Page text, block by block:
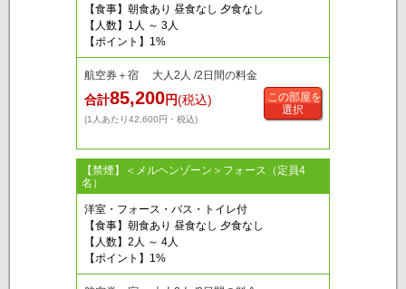
【食事】朝食あり 昼食なし 夕食なし
【人数】1人 ～ 3人
【ポイント】1%
航空券＋宿 大人2人 /2日間の料金
合計85,200円(税込)
(1人あたり42,600円・税込)
この部屋を
選択
【禁煙】＜メルヘンゾーン＞フォース（定員4
名）
洋室・フォース・バス・トイレ付
【食事】朝食あり 昼食なし 夕食なし
【人数】2人 ～ 4人
【ポイント】1%